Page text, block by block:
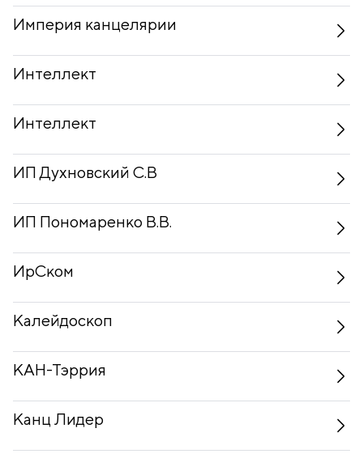
Империя канцелярии
Интеллект
Интеллект
ИП Духновский С.В
ИП Пономаренко В.В.
ИрСком
Калейдоскоп
КАН-Тэррия
Канц Лидер